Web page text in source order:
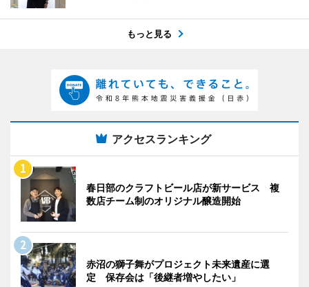
もっと見る
アクセスランキング
春日部のクラフトビール店が新サービス 複
数店チーム制のオリジナル醸造開始
赤沼の獅子舞がプロジェクト未来遺産に選
定 保存会は「後継者増やしたい」